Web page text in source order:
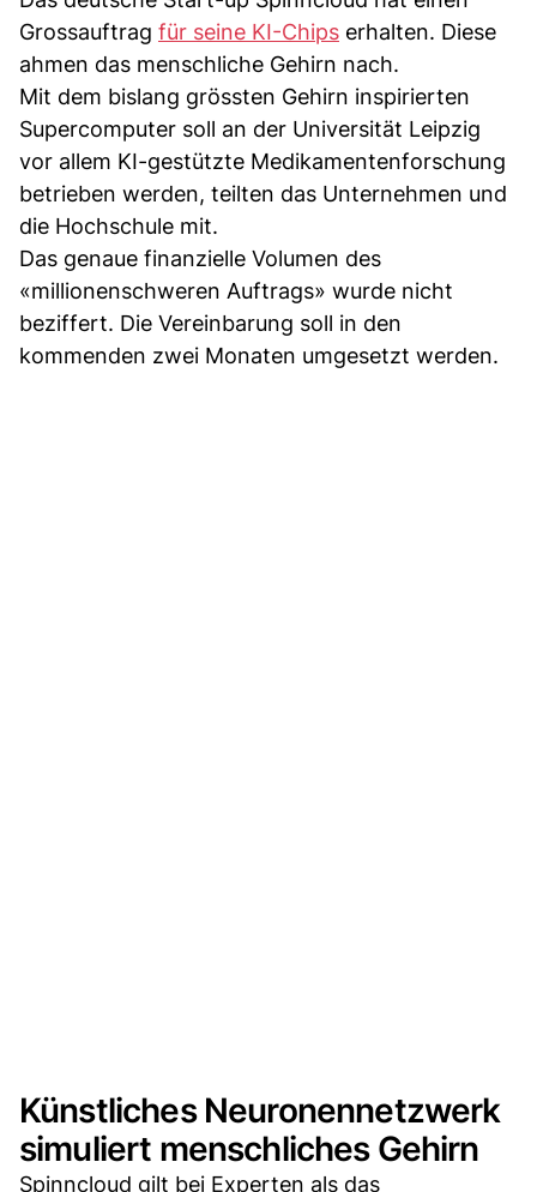
Grossauftrag für seine KI-Chips erhalten. Diese
ahmen das menschliche Gehirn nach.
Mit dem bislang grössten Gehirn inspirierten
Supercomputer soll an der Universität Leipzig
vor allem KI-gestützte Medikamentenforschung
betrieben werden, teilten das Unternehmen und
die Hochschule mit.
Das genaue finanzielle Volumen des
«millionenschweren Auftrags» wurde nicht
beziffert. Die Vereinbarung soll in den
kommenden zwei Monaten umgesetzt werden.
Künstliches Neuronennetzwerk
simuliert menschliches Gehirn
Spinncloud gilt bei Experten als das